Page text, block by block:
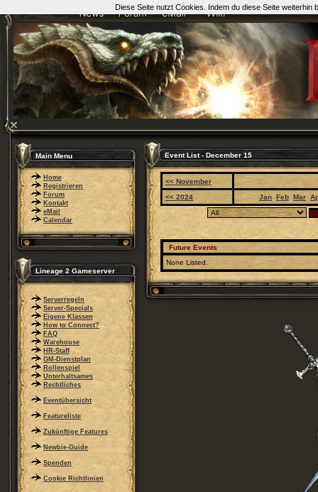
Main Menu
Home
Registrieren
Forum
Kontakt
eMail
Calendar
Lineage 2 Gameserver
Serverregeln
Server-Specials
Eigene Klassen
How to Connect?
FAQ
Warehouse
HR-Staff
GM-Dienstplan
Rollenspiel
Unterhaltsames
Rechtliches
Eventübersicht
Featureliste
Zukünftige Features
Newbie-Guide
Spenden
Cookie Richtlinien
Event List - December 15
<< November
<< 2024
Jan Feb Mar
Future Events
None Listed.
Diese Seite nutzt Cookies. Indem du diese Seite